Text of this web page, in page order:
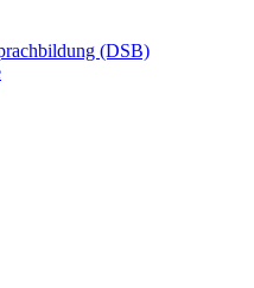
(DSB)